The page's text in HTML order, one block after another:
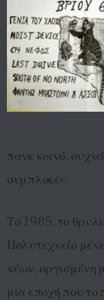
πανκ κοινό,
συμπλοκές.
Το 1985, το
Πολυτεχνείο
νέων, οργισμένη
μια εποχή που